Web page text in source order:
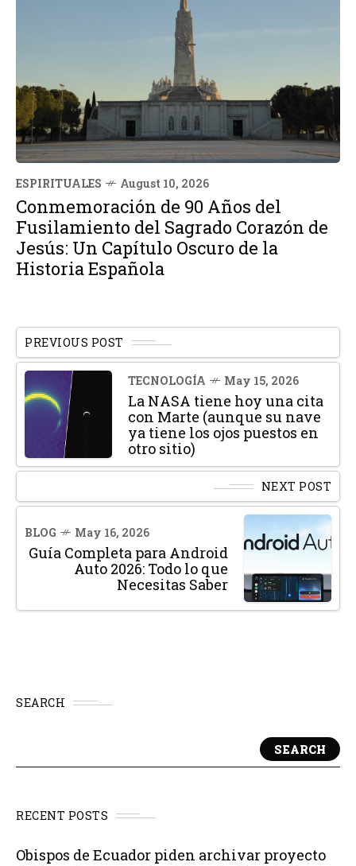
ESPIRITUALES August 10, 2026
Conmemoración de 90 Años del
Fusilamiento del Sagrado Corazón de
Jesús: Un Capítulo Oscuro de la
Historia Española
PREVIOUS POST
TECNOLOGÍA May 15, 2026
La NASA tiene hoy una cita
con Marte (aunque su nave
ya tiene los ojos puestos en
otro sitio)
NEXT POST
BLOG May 16, 2026
Guía Completa para Android
Auto 2026: Todo lo que
Necesitas Saber
SEARCH
SEARCH
RECENT POSTS
Obispos de Ecuador piden archivar proyecto